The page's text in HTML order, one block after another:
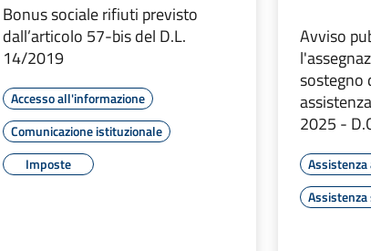
Bonus sociale rifiuti previsto
dall’articolo 57-bis del D.L.
14/2019
Accesso all'informazione
Comunicazione istituzionale
Imposte
Avviso
sostegno
2025 -
Assistenza